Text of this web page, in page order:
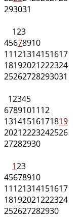
293031
123
45678910
11121314151617
18192021222324
25262728293031
12345
6789101112
13141516171819
20212223242526
27282930
123
45678910
11121314151617
18192021222324
252627282930